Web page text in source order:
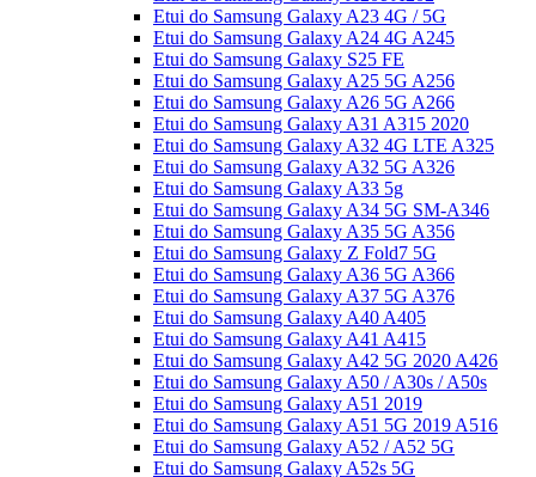
Etui do Samsung Galaxy A23 4G / 5G
Etui do Samsung Galaxy A24 4G A245
Etui do Samsung Galaxy S25 FE
Etui do Samsung Galaxy A25 5G A256
Etui do Samsung Galaxy A26 5G A266
Etui do Samsung Galaxy A31 A315 2020
Etui do Samsung Galaxy A32 4G LTE A325
Etui do Samsung Galaxy A32 5G A326
Etui do Samsung Galaxy A33 5g
Etui do Samsung Galaxy A34 5G SM-A346
Etui do Samsung Galaxy A35 5G A356
Etui do Samsung Galaxy Z Fold7 5G
Etui do Samsung Galaxy A36 5G A366
Etui do Samsung Galaxy A37 5G A376
Etui do Samsung Galaxy A40 A405
Etui do Samsung Galaxy A41 A415
Etui do Samsung Galaxy A42 5G 2020 A426
Etui do Samsung Galaxy A50 / A30s / A50s
Etui do Samsung Galaxy A51 2019
Etui do Samsung Galaxy A51 5G 2019 A516
Etui do Samsung Galaxy A52 / A52 5G
Etui do Samsung Galaxy A52s 5G